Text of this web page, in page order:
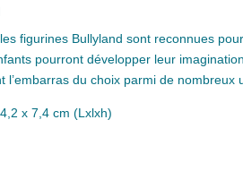
figurines Bullyland sont reconnues
pourront développer leur
l’embarras du choix parmi de
x 7,4 cm (Lxlxh)